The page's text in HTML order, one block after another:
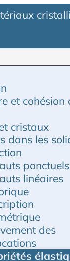
et cohésion
cristaux
dans les
ponctuels
linéaires
des